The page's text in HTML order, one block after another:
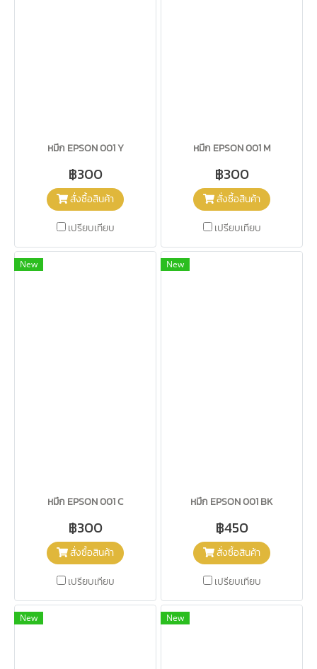
หมึก EPSON 001 Y
฿300
สั่งซื้อสินค้า
เปรียบเทียบ
หมึก EPSON 001 M
฿300
สั่งซื้อสินค้า
เปรียบเทียบ
New
หมึก EPSON 001 C
฿300
สั่งซื้อสินค้า
เปรียบเทียบ
New
หมึก EPSON 001 BK
฿450
สั่งซื้อสินค้า
เปรียบเทียบ
New New